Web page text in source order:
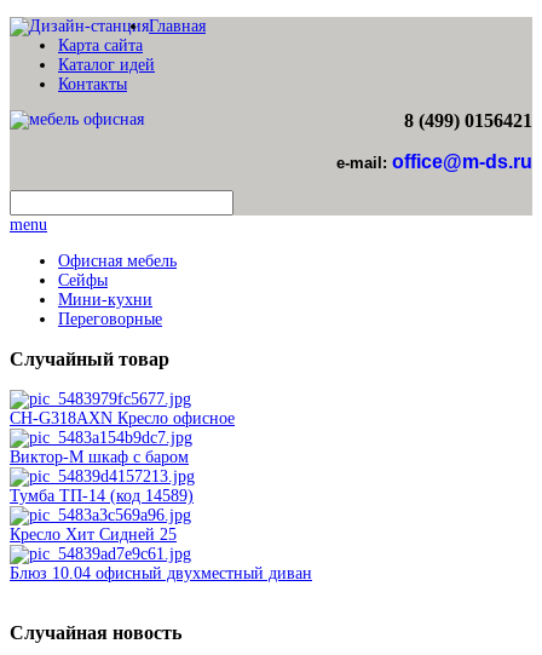
Главная
Карта сайта
Каталог идей
Контакты
8 (499) 0156421
e-mail: office@m-ds.ru
menu
Офисная мебель
Сейфы
Мини-кухни
Переговорные
Случайный товар
CH-G318AXN Кресло офисное
Виктор-М шкаф с баром
Тумба ТП-14 (код 14589)
Кресло Хит Сидней 25
Блюз 10.04 офисный двухместный диван
Случайная новость